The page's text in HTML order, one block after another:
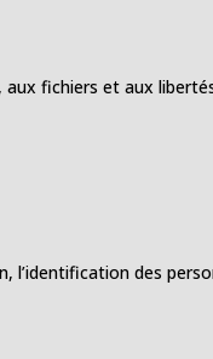
aux fichiers et aux
des